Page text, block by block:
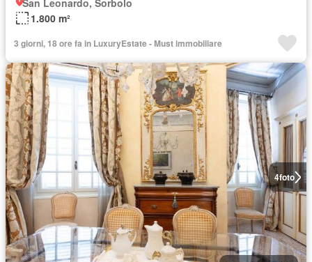
San Leonardo, Sorbolo
1.800 m²
3 giorni, 18 ore fa in LuxuryEstate - Must immobiliare
4foto